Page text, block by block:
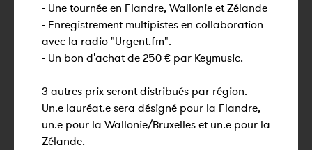
- Une tournée en Flandre, Wallonie et Zélande
- Enregistrement multipistes en collaboration
avec la radio "Urgent.fm".
- Un bon d'achat de 250 € par Keymusic.
3 autres prix seront distribués par région.
Un.e lauréat.e sera désigné pour la Flandre,
un.e pour la Wallonie/Bruxelles et un.e pour la
Zélande.